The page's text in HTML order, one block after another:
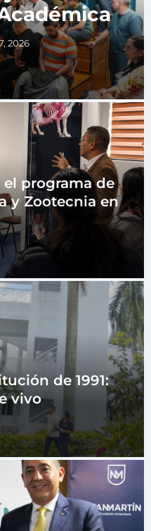
2026
el programa de
y Zootecnia en
de 1991:
vivo